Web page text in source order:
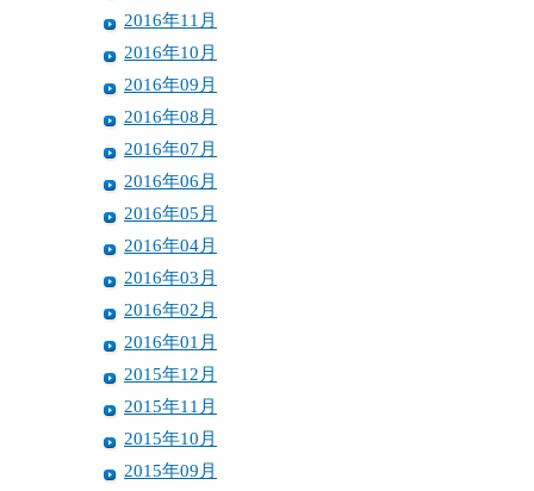
2016年11月
2016年10月
2016年09月
2016年08月
2016年07月
2016年06月
2016年05月
2016年04月
2016年03月
2016年02月
2016年01月
2015年12月
2015年11月
2015年10月
2015年09月